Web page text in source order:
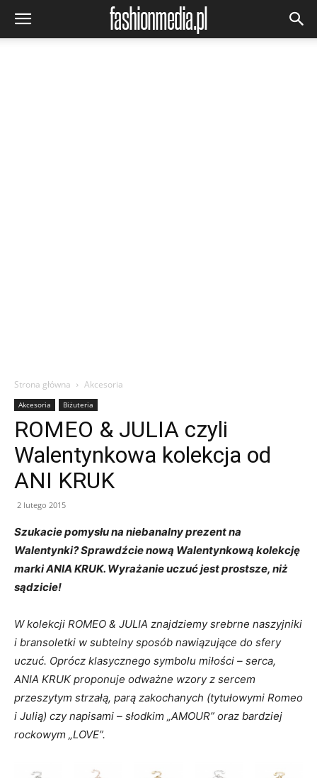
Strona główna Akcesoria
Akcesoria Biżuteria
ROMEO & JULIA czyli
Walentynkowa kolekcja od
ANI KRUK
2 lutego 2015
Szukacie pomysłu na niebanalny prezent na
Walentynki? Sprawdźcie nową Walentynkową kolekcję
marki ANIA KRUK. Wyrażanie uczuć jest prostsze, niż
sądzicie!
W kolekcji ROMEO & JULIA znajdziemy srebrne naszyjniki
i bransoletki w subtelny sposób nawiązujące do sfery
uczuć. Oprócz klasycznego symbolu miłości – serca,
ANIA KRUK proponuje odważne wzory z sercem
przeszytym strzałą, parą zakochanych (tytułowymi Romeo
i Julią) czy napisami – słodkim „AMOUR” oraz bardziej
rockowym „LOVE”.